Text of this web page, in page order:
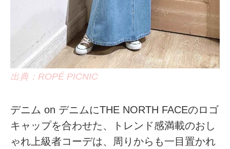
出典：ROPÉ PICNIC
デニム on デニムにTHE NORTH FACEのロゴ
キャップを合わせた、トレンド感満載のおし
ゃれ上級者コーデは、周りからも一目置かれ